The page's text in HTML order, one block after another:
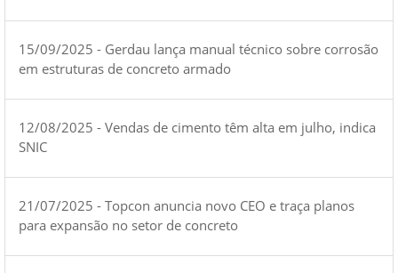
15/09/2025 - Gerdau lança manual técnico sobre corrosão
em estruturas de concreto armado
12/08/2025 - Vendas de cimento têm alta em julho, indica
SNIC
21/07/2025 - Topcon anuncia novo CEO e traça planos
para expansão no setor de concreto